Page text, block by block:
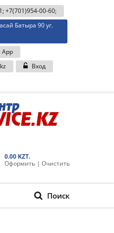
;+7(701)954-00-60;
Батыра 90 уг.
App
Вход
0.00 KZT.
Оформить | Очистить
Поиск